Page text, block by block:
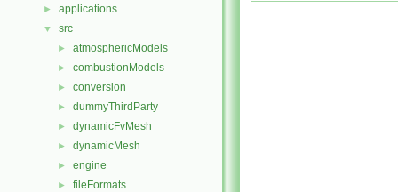
► applications
▼ src
► atmosphericModels
► combustionModels
► conversion
► dummyThirdParty
► dynamicFvMesh
► dynamicMesh
► engine
► fileFormats